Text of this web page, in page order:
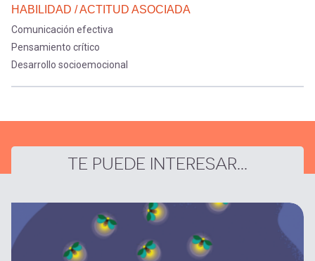
HABILIDAD / ACTITUD ASOCIADA
Comunicación efectiva
Pensamiento crítico
Desarrollo socioemocional
TE PUEDE INTERESAR...